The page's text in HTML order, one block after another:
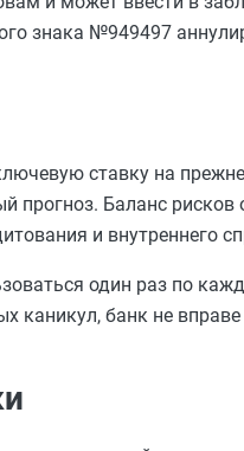
знака №949497
ставку на
прогноз. Баланс
и внутреннего
один раз по
каникул, банк не